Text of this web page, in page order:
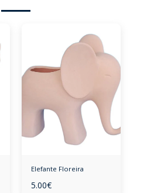
Elefante Floreira
5.00€